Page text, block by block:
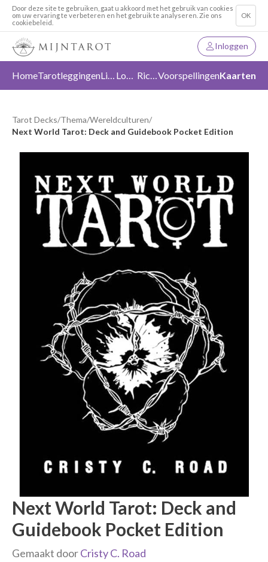
Door deze site te gebruiken, gaat u akkoord met het gebruik van cookies
om uw ervaring te verbeteren en het gebruik te analyseren. Zie ons
cookiebeleid.
OK
Inloggen
HomeTarotleggingen Liefde Loslaten RichtingVoorspellingenKaarten
Tarot Decks/Thema/Wereldculturen/
Next World Tarot: Deck and Guidebook Pocket Edition
Next World Tarot: Deck and
Guidebook Pocket Edition
Gemaakt doorCristy C. Road